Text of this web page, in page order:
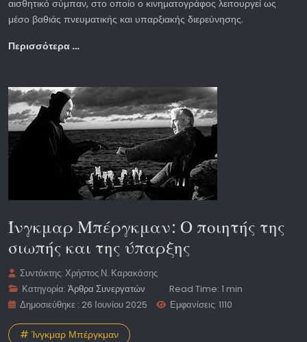
αισθητικό σύμπαν, στο οποίο ο κινηματογράφος λειτουργεί ως
μέσο βαθιάς πνευματικής και υπαρξιακής διερεύνησης.
Περισσότερα …
Ίνγκμαρ Μπέργκμαν: Ο ποιητής της
σιωπής και της ύπαρξης
Συντάκτης:Χρήστος Ν. Καρακάσης
Κατηγορία:Άρθρα Συνεργατών
Read Time: 1 min
Δημοσιεύθηκε : 26 Ιουνίου 2025
Εμφανίσεις: 1110
# Ίνγκμαρ Μπέργκμαν